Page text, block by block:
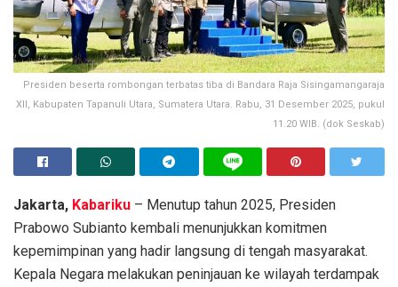
Presiden beserta rombongan terbatas tiba di Bandara Raja Sisingamangaraja
XII, Kabupaten Tapanuli Utara, Sumatera Utara. Rabu, 31 Desember 2025, pukul
11.20 WIB. (dok Seskab)
Jakarta, Kabariku – Menutup tahun 2025, Presiden
Prabowo Subianto kembali menunjukkan komitmen
kepemimpinan yang hadir langsung di tengah masyarakat.
Kepala Negara melakukan peninjauan ke wilayah terdampak